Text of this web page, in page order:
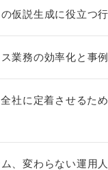
仮説生成に役立つ
業務の効率化と事
社に定着させるた
、変わらない運用